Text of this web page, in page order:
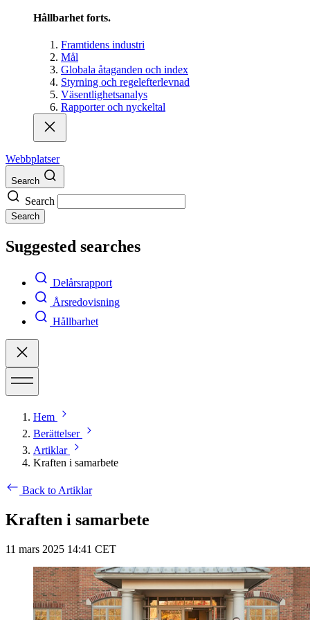
Hållbarhet forts.
Framtidens industri
Mål
Globala åtaganden och index
Styrning och regelefterlevnad
Väsentlighetsanalys
Rapporter och nyckeltal
Webbplatser
Search
Search
Search
Suggested searches
Delårsrapport
Årsredovisning
Hållbarhet
Hem
Berättelser
Artiklar
Kraften i samarbete
Back to Artiklar
Kraften i samarbete
11 mars 2025 14:41 CET